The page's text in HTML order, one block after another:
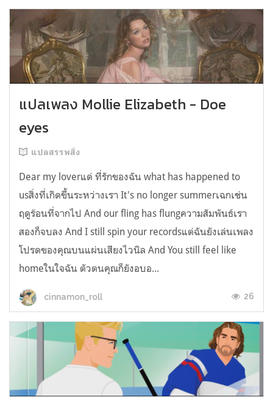
แปลเพลง Mollie Elizabeth - Doe
eyes
แปลสรรพสิ่ง
Dear my loverแด่ ที่รักของฉัน what has happened to
usสิ่งที่เกิดขึ้นระหว่างเรา It's no longer summerเฉกเช่น
ฤดูร้อนที่จากไป And our fling has flungความสัมพันธ์เรา
สองก็จบลง And I still spin your recordsแต่ฉันยังเล่นเพลง
โปรดของคุณบนแผ่นเสียงไวนิล And You still feel like
homeในใจฉัน ตัวตนคุณก็ยังอบอ...
cinnamon_roll 26